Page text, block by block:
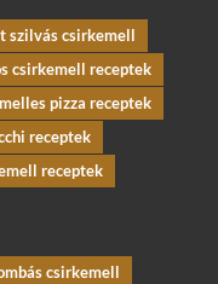
szilvás csirkemell
csirkemell receptek
pizza receptek
receptek
receptek
csirkemell